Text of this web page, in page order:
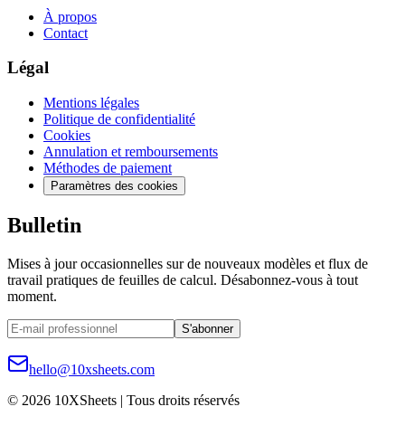
À propos
Contact
Légal
Mentions légales
Politique de confidentialité
Cookies
Annulation et remboursements
Méthodes de paiement
Paramètres des cookies
Bulletin
Mises à jour occasionnelles sur de nouveaux modèles et flux de
travail pratiques de feuilles de calcul. Désabonnez-vous à tout
moment.
S'abonner
hello@10xsheets.com
© 2026 10XSheets | Tous droits réservés